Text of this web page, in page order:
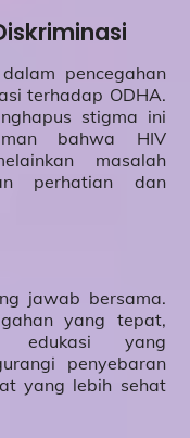
pencegahan
terhadap ODHA.
stigma ini
bahwa HIV
masalah
perhatian dan
jawab bersama.
yang tepat,
edukasi yang
penyebaran
yang lebih sehat